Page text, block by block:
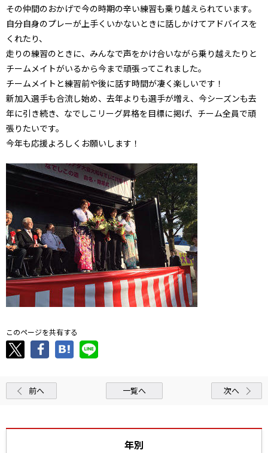
その仲間のおかげで今の時期の辛い練習も乗り越えられています。
自分自身のプレーが上手くいかないときに話しかけてアドバイスを
くれたり、
走りの練習のときに、みんなで声をかけ合いながら乗り越えたりと
チームメイトがいるから今まで頑張ってこれました。
チームメイトと練習前や後に話す時間が凄く楽しいです！
新加入選手も合流し始め、去年よりも選手が増え、今シーズンも去
年に引き続き、なでしこリーグ昇格を目標に掲げ、チーム全員で頑
張りたいです。
今年も応援よろしくお願いします！
このページを共有する
前へ 一覧へ 次へ
年別